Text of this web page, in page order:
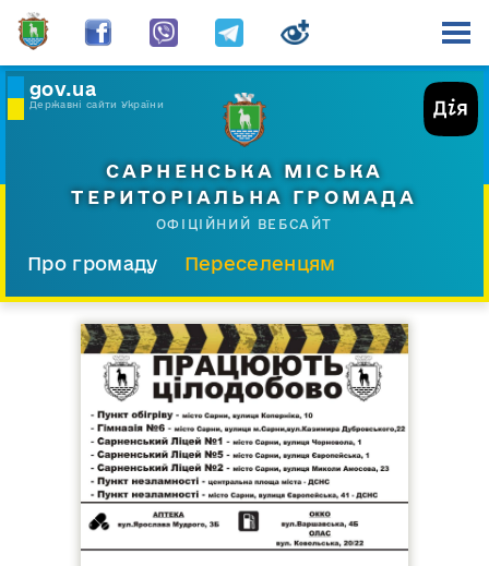
gov.ua
Державні сайти України
САРНЕНСЬКА МІСЬКА
ТЕРИТОРІАЛЬНА ГРОМАДА
ОФІЦІЙНИЙ ВЕБСАЙТ
Про громаду
Переселенцям
Прес-центр